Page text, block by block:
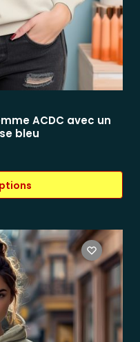
ACDC avec un
bleu